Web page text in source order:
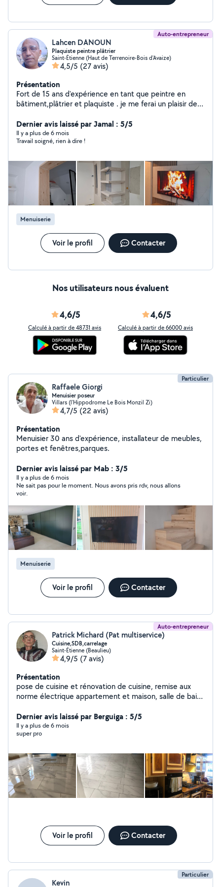
pas à me contacter sur l'appli ou sur le numéro affiché
Auto-entrepreneur
Lahcen DANOUN
Plaquiste peintre plâtrier
Saint-Étienne (Haut de Terrenoire-Bois d'Avaize)
4,5/5 (27 avis)
Présentation
Fort de 15 ans d'expérience en tant que peintre en
bâtiment,plâtrier et plaquiste . je me ferai un plaisir de
accompagner dans vos futurs travaux en neuf comme
en rénovation. Ensemble, nous définirons le projet qui
vous ressemble. Professionnel et à l'écoute, j'apporte un
la finition. Pour tout devis et conseils n'hésitez pas à me
contacter.
Dernier avis laissé par Jamal : 5/5
Il y a plus de 6 mois
Travail soigné, rien à dire !
Menuiserie
Voir le profil Contacter
Nos utilisateurs nous évaluent
4,6/5
Calculé à partir de 48731 avis
4,6/5
Calculé à partir de 66000 avis
Particulier
Raffaele Giorgi
Menuisier poseur
Villars (l'Hippodrome Le Bois Monzil Zi)
4,7/5 (22 avis)
Présentation
Menuisier 30 ans d'expérience, installateur de meubles,
portes et fenêtres,parques.
Dernier avis laissé par Mab : 3/5
Il y a plus de 6 mois
Ne sait pas pour le moment. Nous avons pris rdv, nous allons
voir.
Menuiserie
Voir le profil Contacter
Auto-entrepreneur
Patrick Michard (Pat multiservice)
Cuisine,SDB,carrelage
Saint-Étienne (Beaulieu)
4,9/5 (7 avis)
Présentation
pose de cuisine et rénovation de cuisine, remise aux
norme électrique appartement et maison, salle de bain,
Dernier avis laissé par Berguiga : 5/5
Il y a plus de 6 mois
super pro
Voir le profil Contacter
Particulier
Kevin